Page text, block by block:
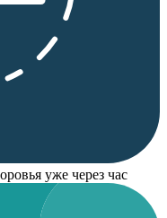
уже через час